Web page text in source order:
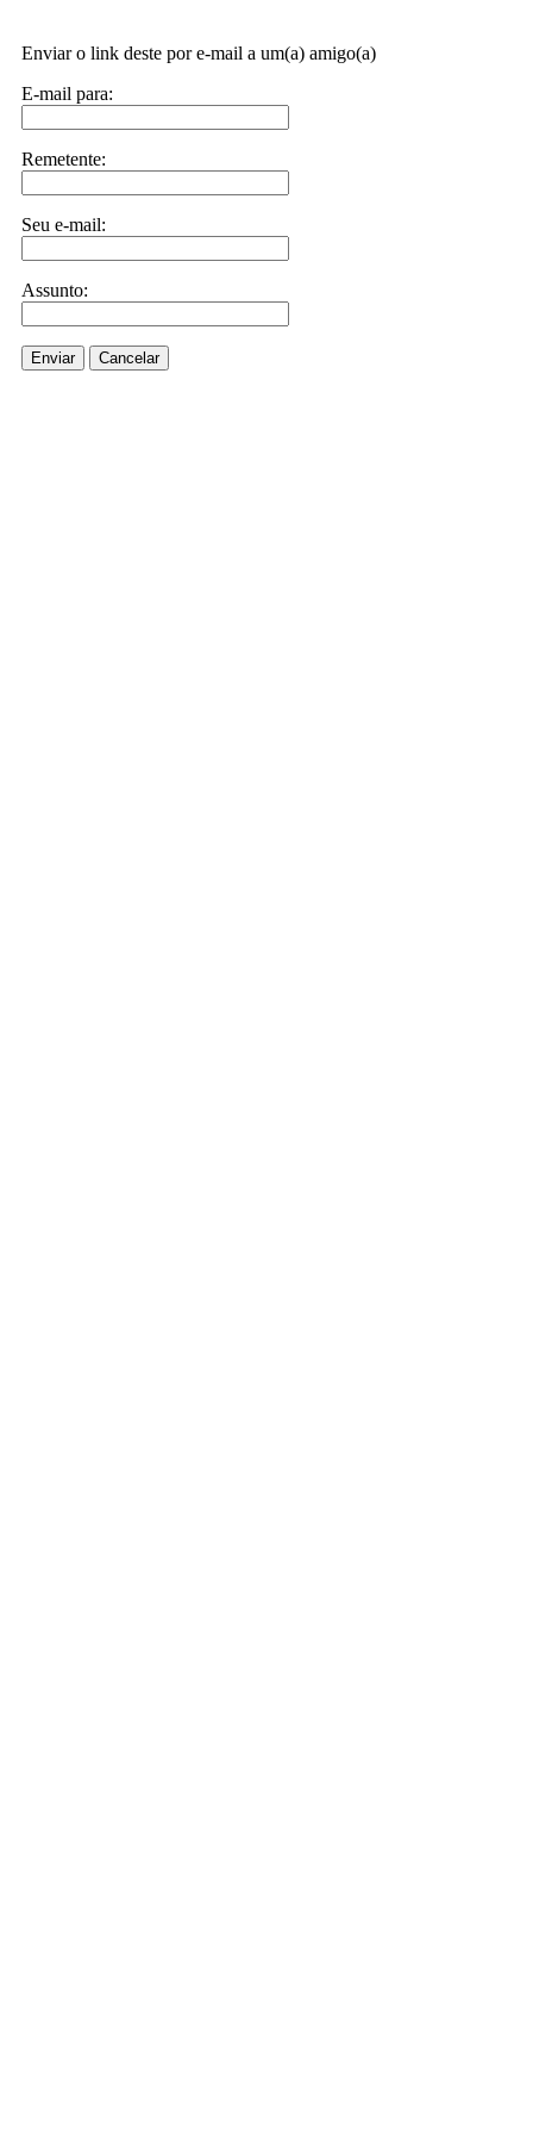
Enviar o link deste por e-mail a um(a) amigo(a)
E-mail para:
Remetente:
Seu e-mail:
Assunto:
Enviar Cancelar